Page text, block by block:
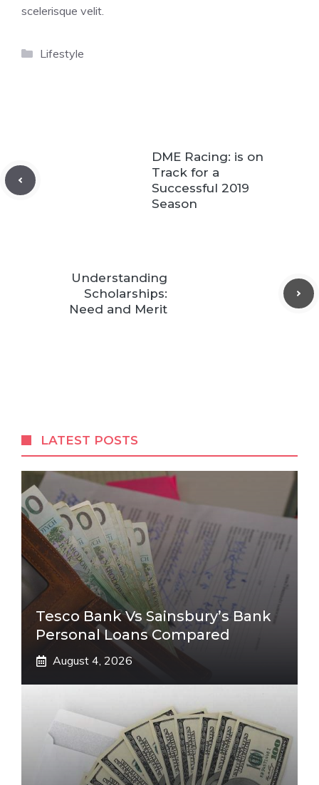
scelerisque velit.
Categories
Lifestyle
DME Racing: is on
Track for a
Successful 2019
Season
Understanding
Scholarships:
Need and Merit
LATEST POSTS
Tesco Bank Vs Sainsbury’s Bank
Personal Loans Compared
August 4, 2026